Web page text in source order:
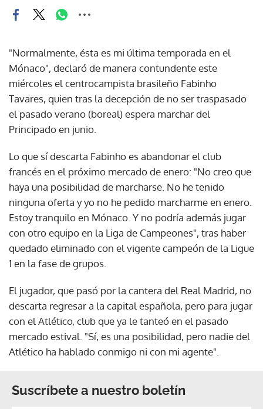
"Normalmente, ésta es mi última temporada en el
Mónaco", declaró de manera contundente este
miércoles el centrocampista brasileño Fabinho
Tavares, quien tras la decepción de no ser traspasado
el pasado verano (boreal) espera marchar del
Principado en junio.
Lo que sí descarta Fabinho es abandonar el club
francés en el próximo mercado de enero: "No creo que
haya una posibilidad de marcharse. No he tenido
ninguna oferta y yo no he pedido marcharme en enero.
Estoy tranquilo en Mónaco. Y no podría además jugar
con otro equipo en la Liga de Campeones", tras haber
quedado eliminado con el vigente campeón de la Ligue
1 en la fase de grupos.
El jugador, que pasó por la cantera del Real Madrid, no
descarta regresar a la capital española, pero para jugar
con el Atlético, club que ya le tanteó en el pasado
mercado estival. "Sí, es una posibilidad, pero nadie del
Atlético ha hablado conmigo ni con mi agente".
Suscríbete a nuestro boletín